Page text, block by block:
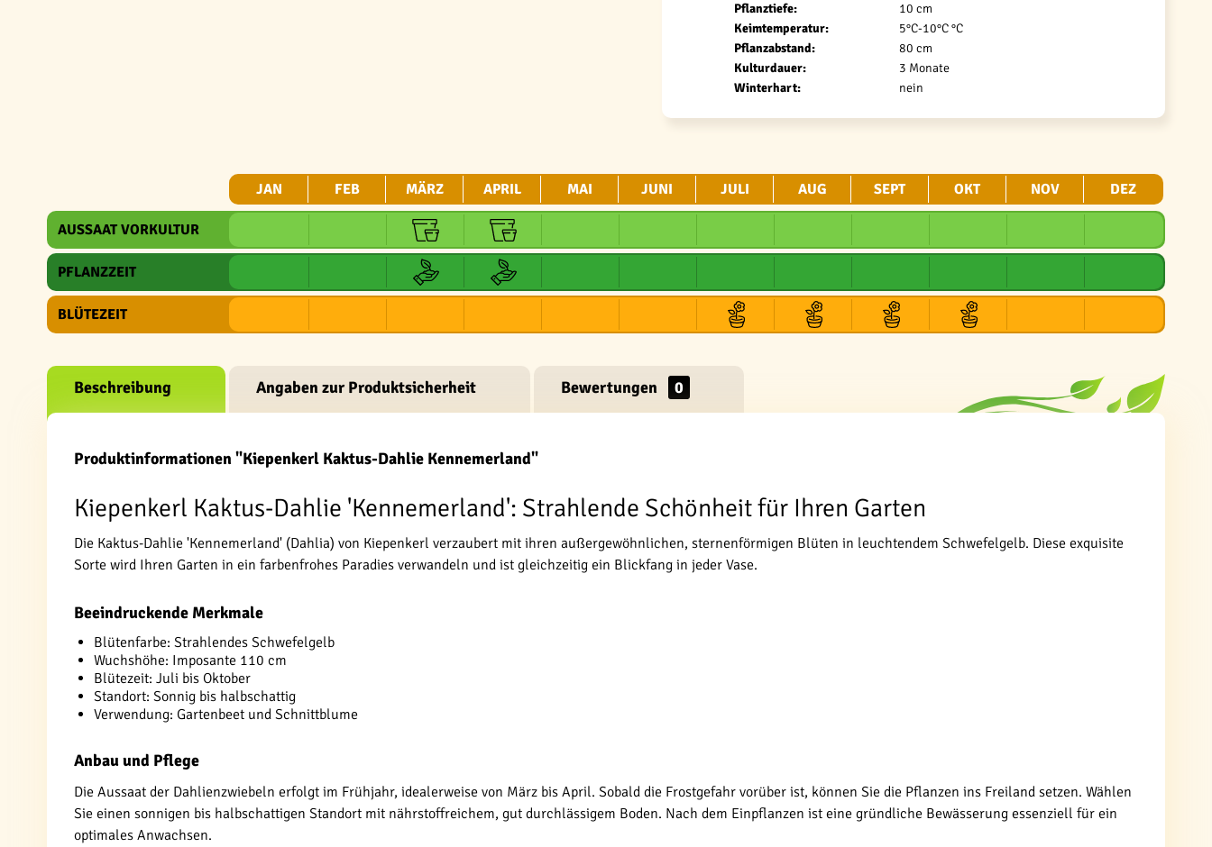
Pflanztiefe:
10 cm
Keimtemperatur:
5°C-10°C °C
Pflanzabstand:
80 cm
Kulturdauer:
3 Monate
Winterhart:
nein
JAN FEB MÄRZ APRIL MAI JUNI JULI AUG SEPT OKT NOV DEZ
AUSSAAT VORKULTUR
PFLANZZEIT
BLÜTEZEIT
Beschreibung Angaben zur Produktsicherheit Bewertungen 0
Produktinformationen "Kiepenkerl Kaktus-Dahlie Kennemerland"
Kiepenkerl Kaktus-Dahlie 'Kennemerland': Strahlende Schönheit für Ihren Garten
Die Kaktus-Dahlie 'Kennemerland' (Dahlia) von Kiepenkerl verzaubert mit ihren außergewöhnlichen, sternenförmigen Blüten in leuchtendem Schwefelgelb. Diese exquisite
Sorte wird Ihren Garten in ein farbenfrohes Paradies verwandeln und ist gleichzeitig ein Blickfang in jeder Vase.
Beeindruckende Merkmale
Blütenfarbe: Strahlendes Schwefelgelb
Wuchshöhe: Imposante 110 cm
Blütezeit: Juli bis Oktober
Standort: Sonnig bis halbschattig
Verwendung: Gartenbeet und Schnittblume
Anbau und Pflege
Die Aussaat der Dahlienzwiebeln erfolgt im Frühjahr, idealerweise von März bis April. Sobald die Frostgefahr vorüber ist, können Sie die Pflanzen ins Freiland setzen. Wählen
Sie einen sonnigen bis halbschattigen Standort mit nährstoffreichem, gut durchlässigem Boden. Nach dem Einpflanzen ist eine gründliche Bewässerung essenziell für ein
optimales Anwachsen.